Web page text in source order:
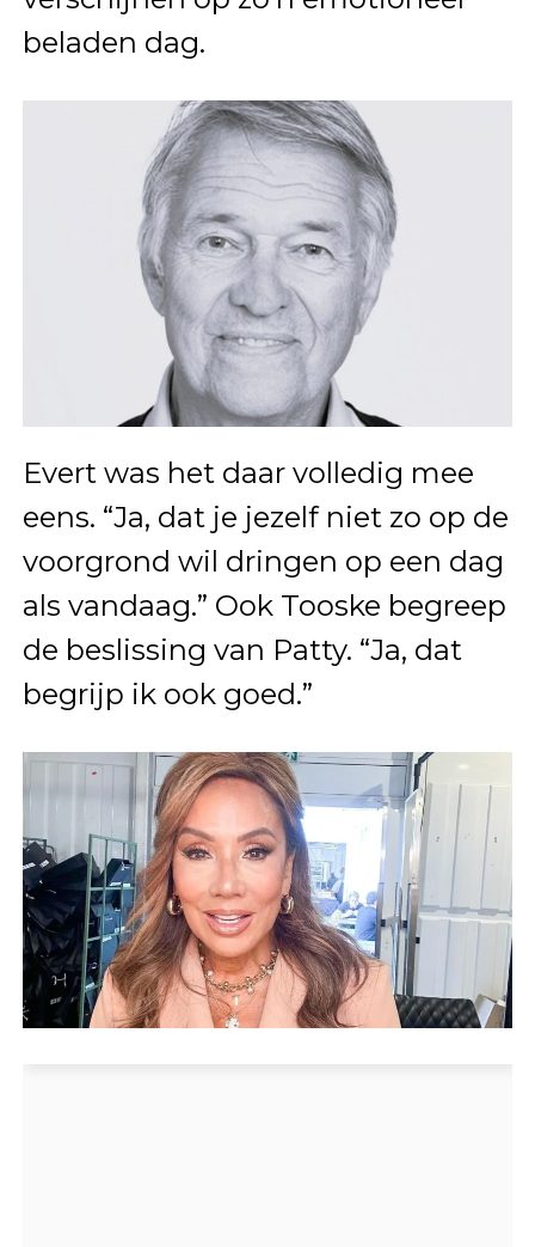
beladen dag.
Evert was het daar volledig mee
eens. “Ja, dat je jezelf niet zo op de
voorgrond wil dringen op een dag
als vandaag.” Ook Tooske begreep
de beslissing van Patty. “Ja, dat
begrijp ik ook goed.”